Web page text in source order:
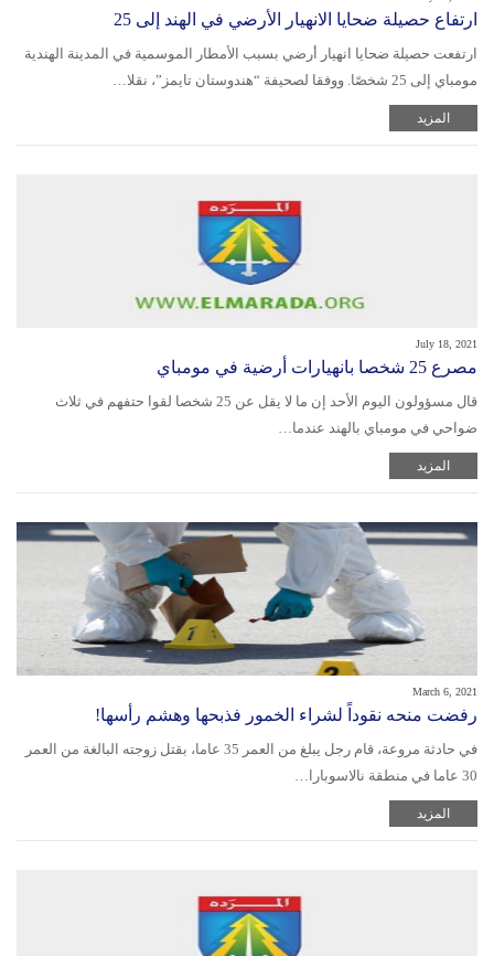
ارتفاع حصيلة ضحايا الانهيار الأرضي في الهند إلى 25
ارتفعت حصيلة ضحايا انهيار أرضي بسبب الأمطار الموسمية في المدينة الهندية
مومباي إلى 25 شخصًا. ووفقا لصحيفة “هندوستان تايمز”، نقلا…
المزيد
July 18, 2021
مصرع ‭25‬ شخصا بانهيارات أرضية في مومباي
قال مسؤولون اليوم الأحد إن ما لا يقل عن 25 شخصا لقوا حتفهم في ثلاث
ضواحي في مومباي بالهند عندما…
المزيد
March 6, 2021
رفضت منحه نقوداً لشراء الخمور فذبحها وهشم رأسها!
في حادثة مروعة، قام رجل يبلغ من العمر 35 عاما، بقتل زوجته البالغة من العمر
30 عاما في منطقة نالاسوبارا…
المزيد